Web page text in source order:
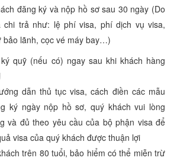
đăng ký và nộp hồ sơ sau 30 ngày (Do
chi trả như: lệ phí visa, phí dịch vụ visa,
bảo lãnh, cọc vé máy bay…)
quỹ (nếu có) ngay sau khi khách hàng
dẫn thủ tục visa, cách điền các mẫu
ký ngày nộp hồ sơ, quý khách vui lòng
và đủ theo yêu cầu của bộ phận visa để
visa của quý khách được thuận lợi
trên 80 tuổi, bảo hiểm có thể miễn trừ